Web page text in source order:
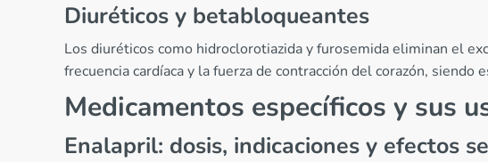
Diuréticos y betabloqueantes
Los diuréticos como hidroclorotiazida y furosemida eliminan el
frecuencia cardíaca y la fuerza de contracción del corazón,
Medicamentos específicos y sus
Enalapril: dosis, indicaciones y efectos